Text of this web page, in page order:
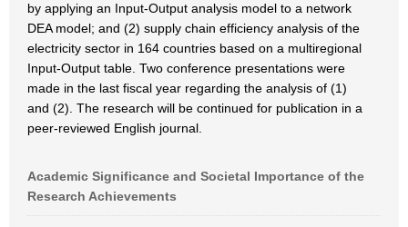
by applying an Input-Output analysis model to a network
DEA model; and (2) supply chain efficiency analysis of the
electricity sector in 164 countries based on a multiregional
Input-Output table. Two conference presentations were
made in the last fiscal year regarding the analysis of (1)
and (2). The research will be continued for publication in a
peer-reviewed English journal.
Academic Significance and Societal Importance of the
Research Achievements